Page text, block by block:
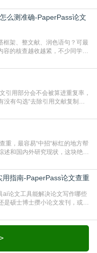
对主流。本科用PMLC，含大学
TMLC，含学术论文联合比对
么测准确-PaperPass论文
框架、整文献、润色语句？可最
的核查越收越紧，不少同学投
人交稿前必做的一步。为什么
有不少人觉得，我就用AI搭了个
没有勾选“去除引用文献复制
一一对应，著录项符合GB/T
，标点用半角）；查重系统识别
和国内外研究现状，这块绝对
材或别人写好的综述段落，系统
述也是不可避免，比如“本文采
指南-PaperPass论文查重
ai论文工具能解决论文写作哪些
硕士博士攒小论文发刊，或是
改不到点上，交上去才发现重复
工具，这些痛点基本都能高效解